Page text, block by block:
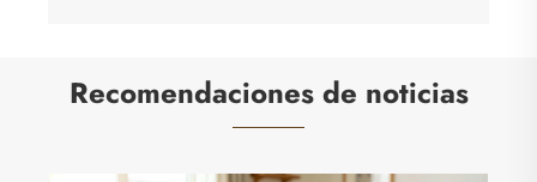
Recomendaciones de noticias